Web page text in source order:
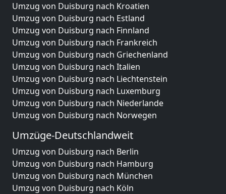
Umzug von Duisburg nach Kroatien
Umzug von Duisburg nach Estland
Umzug von Duisburg nach Finnland
Umzug von Duisburg nach Frankreich
Umzug von Duisburg nach Griechenland
Umzug von Duisburg nach Italien
Umzug von Duisburg nach Liechtenstein
Umzug von Duisburg nach Luxemburg
Umzug von Duisburg nach Niederlande
Umzug von Duisburg nach Norwegen
Umzüge-Deutschlandweit
Umzug von Duisburg nach Berlin
Umzug von Duisburg nach Hamburg
Umzug von Duisburg nach München
Umzug von Duisburg nach Köln